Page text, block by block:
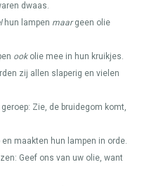
dwaas.
hun lampen maargeen olie
ookolie mee in hun kruikjes.
zij allen slaperig en vielen
Zie, de bruidegom komt,
maakten hun lampen in orde.
Geef ons van uw olie, want